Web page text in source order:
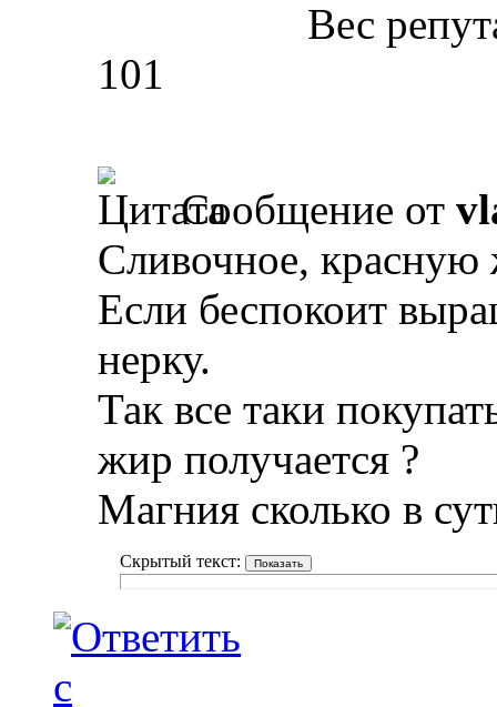
Вес
101
Сообщение от
Сливочное,
Если беспокоит
нерку.
Так все таки
жир получается ?
Магния сколько в
Скрытый текст: